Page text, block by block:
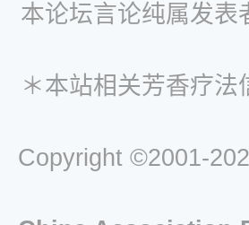
本论坛言论纯属发表
＊本站相关芳香疗
Copyright ©2001-